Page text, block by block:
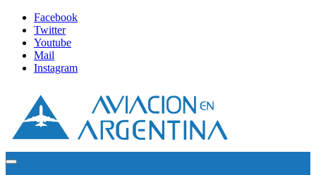
Facebook
Twitter
Youtube
Mail
Instagram